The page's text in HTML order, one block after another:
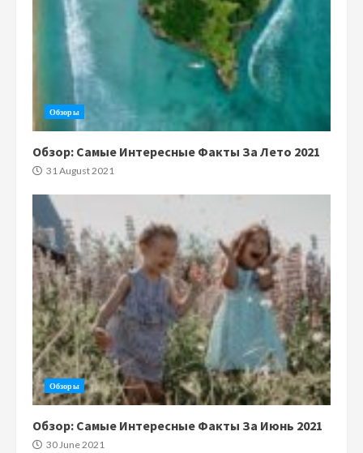
Обзоры
Обзор: Самые Интересные Факты За Лето 2021
31 August 2021
Обзоры
Обзор: Самые Интересные Факты За Июнь 2021
30 June 2021